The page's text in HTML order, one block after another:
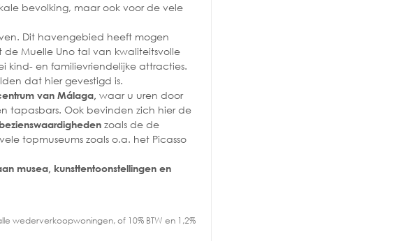
bevolking, maar ook voor de vele
Dit havengebied heeft mogen
de Muelle Uno tal van kwaliteitsvolle
kind- en familievriendelijke attracties.
dat hier gevestigd is.
van Málaga, waar u uren door
tapasbars. Ook bevinden zich hier de
zoals de de
topmuseums zoals o.a. het Picasso
musea, kunsttentoonstellingen en
wederverkoopwoningen, of 10% BTW en 1,2%